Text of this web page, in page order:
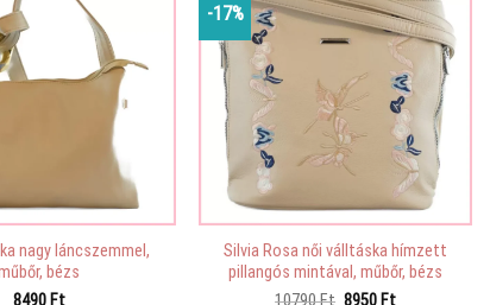
nagy láncszemmel,
bézs
8490 Ft
-17%
Silvia Rosa női válltáska hímzett
pillangós mintával, műbőr, bézs
10790Ft Original
8950 FtCurrent